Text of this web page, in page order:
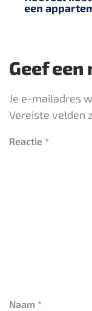
een
Geef
Je e-mailadres
Vereiste velden
Reactie *
Naam *